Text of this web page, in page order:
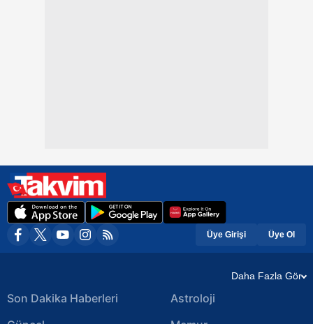
Üye Girişi Üye Ol
Daha Fazla Gör
Son Dakika Haberleri
Astroloji